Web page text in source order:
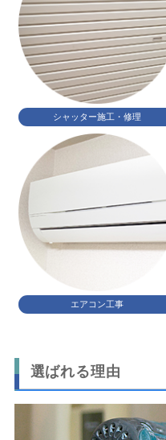
シャッター施工・修理
エアコン工事
選ばれる理由